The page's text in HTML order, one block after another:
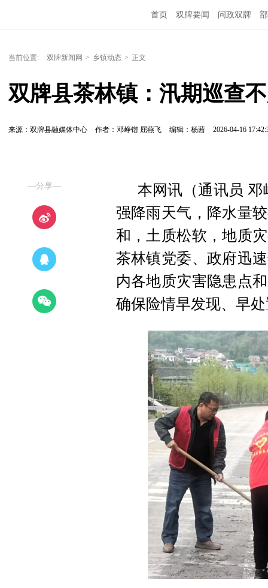
首页 双牌要闻 问政双牌
当前位置: 双牌新闻网 > 乡镇动态 > 正文
双牌县茶林镇：汛期巡查
来源：双牌县融媒体中心 作者：邓峥锴 屈燕飞 编辑：杨茜 2026-04-16
—分享—
本网讯（通讯员
强降雨天气，降水量
和，土质松软，地质
茶林镇党委、政府迅
内各地质灾害隐患点
确保险情早发现、早